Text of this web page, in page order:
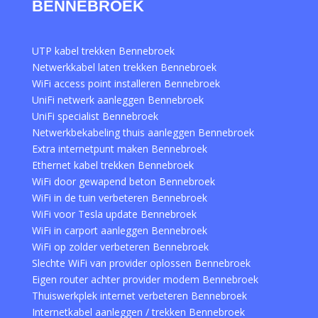
BENNEBROEK
UTP kabel trekken Bennebroek
Netwerkkabel laten trekken Bennebroek
WiFi access point installeren Bennebroek
UniFi netwerk aanleggen Bennebroek
UniFi specialist Bennebroek
Netwerkbekabeling thuis aanleggen Bennebroek
Extra internetpunt maken Bennebroek
Ethernet kabel trekken Bennebroek
WiFi door gewapend beton Bennebroek
WiFi in de tuin verbeteren Bennebroek
WiFi voor Tesla update Bennebroek
WiFi in carport aanleggen Bennebroek
WiFi op zolder verbeteren Bennebroek
Slechte WiFi van provider oplossen Bennebroek
Eigen router achter provider modem Bennebroek
Thuiswerkplek internet verbeteren Bennebroek
Internetkabel aanleggen / trekken Bennebroek